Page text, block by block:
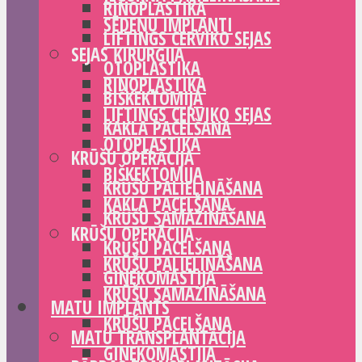
RINOPLASTIKA
LIFTINGS CERVIKO SEJAS
OTOPLASTIKA
BIŠKEKTOMIJA
KAKLA PACELŠANA
KRŪŠU OPERĀCIJA
KRŪŠU PALIELINĀŠANA
KRŪŠU SAMAZINĀŠANA
KRŪŠU PACELŠANA
GINEKOMASTIJA
MATU IMPLANTS
MATU TRANSPLANTĀCIJA
SĒDEŅU IMPLANTI
SEJAS ĶIRURĢIJA
RINOPLASTIKA
LIFTINGS CERVIKO SEJAS
OTOPLASTIKA
BIŠKEKTOMIJA
KAKLA PACELŠANA
KRŪŠU OPERĀCIJA
KRŪŠU PALIELINĀŠANA
KRŪŠU SAMAZINĀŠANA
KRŪŠU PACELŠANA
GINEKOMASTIJA